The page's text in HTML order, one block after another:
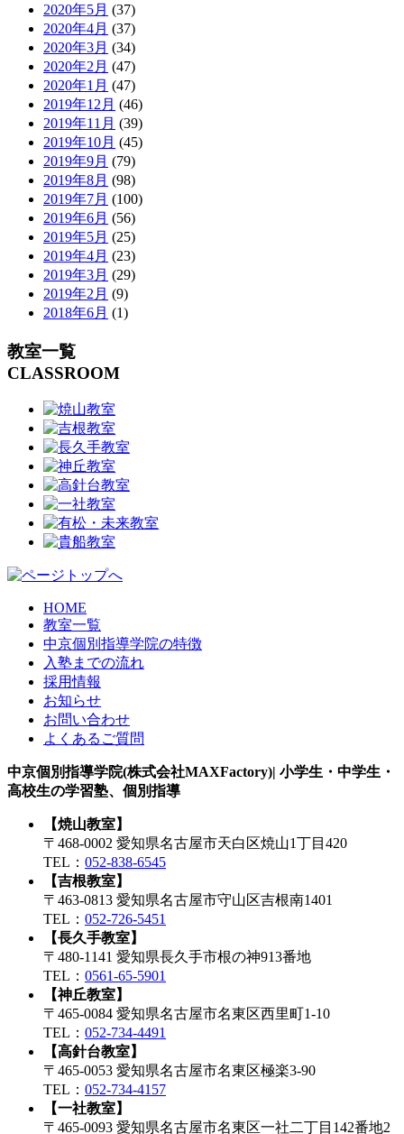
2020年5月 (37)
2020年4月 (37)
2020年3月 (34)
2020年2月 (47)
2020年1月 (47)
2019年12月 (46)
2019年11月 (39)
2019年10月 (45)
2019年9月 (79)
2019年8月 (98)
2019年7月 (100)
2019年6月 (56)
2019年5月 (25)
2019年4月 (23)
2019年3月 (29)
2019年2月 (9)
2018年6月 (1)
教室一覧
CLASSROOM
HOME
教室一覧
中京個別指導学院の特徴
入塾までの流れ
採用情報
お知らせ
お問い合わせ
よくあるご質問
中京個別指導学院(株式会社MAXFactory)| 小学生・中学生・
高校生の学習塾、個別指導
【焼山教室】
〒468-0002 愛知県名古屋市天白区焼山1丁目420
TEL： 052-838-6545
【吉根教室】
〒463-0813 愛知県名古屋市守山区吉根南1401
TEL： 052-726-5451
【長久手教室】
〒480-1141 愛知県長久手市根の神913番地
TEL： 0561-65-5901
【神丘教室】
〒465-0084 愛知県名古屋市名東区西里町1-10
TEL： 052-734-4491
【高針台教室】
〒465-0053 愛知県名古屋市名東区極楽3-90
TEL： 052-734-4157
【一社教室】
〒465-0093 愛知県名古屋市名東区一社二丁目142番地2